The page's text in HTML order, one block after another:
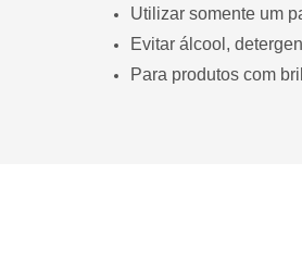
Utilizar somente um
Evitar álcool,
Para produtos com